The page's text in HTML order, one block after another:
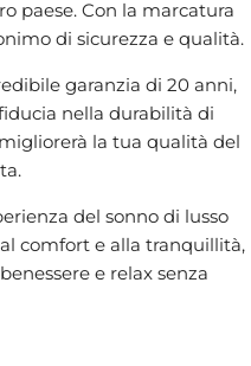
paese. Con la marcatura
di sicurezza e qualità.
garanzia di 20 anni,
nella durabilità di
la tua qualità del
del sonno di lusso
comfort e alla tranquillità,
e relax senza